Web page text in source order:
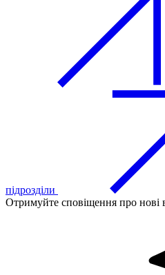
підрозділи
Отримуйте сповіщення про нові